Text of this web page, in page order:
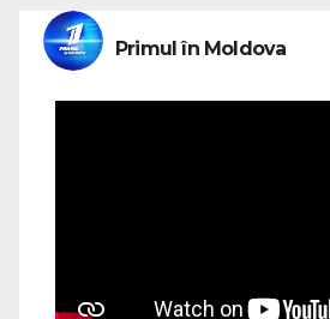
Primul în Moldova